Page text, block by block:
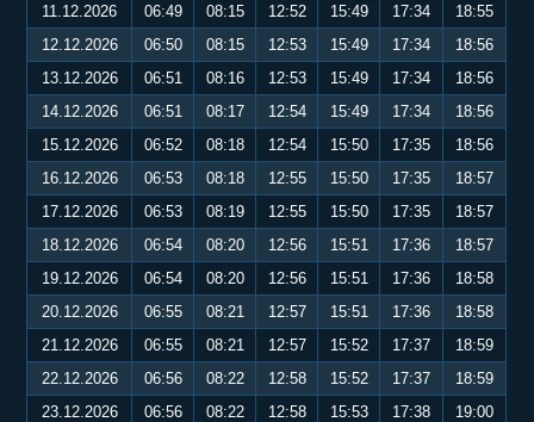
11.12.2026
06:49 08:15 12:52 15:49 17:34
18:55
12.12.2026
06:50 08:15 12:53 15:49 17:34
18:56
13.12.2026
06:51 08:16 12:53 15:49 17:34
18:56
14.12.2026
06:51 08:17 12:54 15:49 17:34
18:56
15.12.2026
06:52 08:18 12:54 15:50 17:35
18:56
16.12.2026
06:53 08:18 12:55 15:50 17:35
18:57
17.12.2026
06:53 08:19 12:55 15:50 17:35
18:57
18.12.2026
06:54 08:20 12:56 15:51 17:36
18:57
19.12.2026
06:54 08:20 12:56 15:51 17:36
18:58
20.12.2026
06:55 08:21 12:57 15:51 17:36
18:58
21.12.2026
06:55 08:21 12:57 15:52 17:37
18:59
22.12.2026
06:56 08:22 12:58 15:52 17:37
18:59
23.12.2026
06:56 08:22 12:58 15:53 17:38
19:00